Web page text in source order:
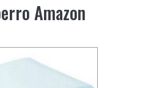
Amazon